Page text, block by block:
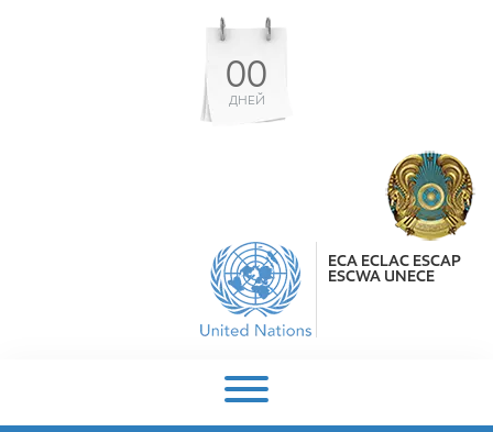
00
ДНЕЙ
ECA ECLAC ESCAP
ESCWA UNECE